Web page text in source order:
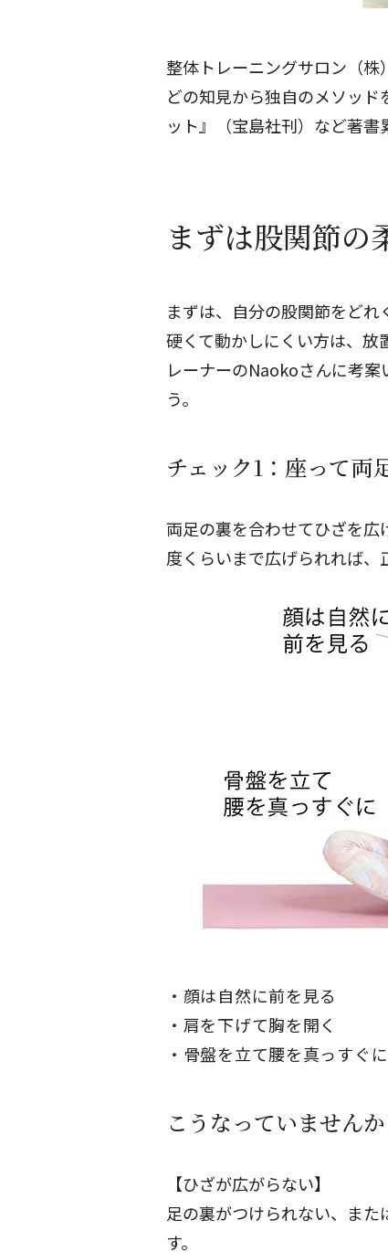
整体トレーニングサロン（
どの知見から独自のメソッ
ット』（宝島社刊）など著書
まずは股関節の
まずは、自分の股関節をど
硬くて動かしにくい方は、
レーナーのNaokoさんに考
う。
チェック1：座って両
両足の裏を合わせてひざを広
度くらいまで広げられれば、
顔は自然に前を見る
肩を下げて胸を開く
骨盤を立て腰を真っすぐに
こうなっていませんか
【ひざが広がらない】
足の裏がつけられない、ま
す。